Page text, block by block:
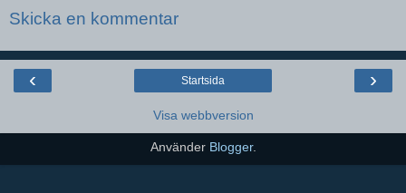
Skicka en kommentar
‹ ›
Startsida
Visa webbversion
Använder Blogger.